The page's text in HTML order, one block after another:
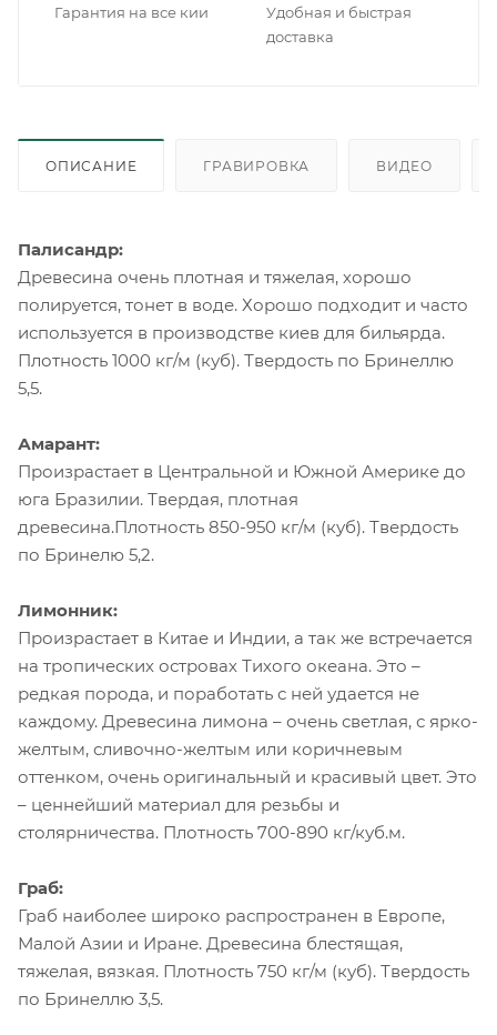
Гарантия на все кии
Удобная и быстрая
доставка
ОПИСАНИЕ ГРАВИРОВКА ВИДЕО
Палисандр:
Древесина очень плотная и тяжелая, хорошо
полируется, тонет в воде. Хорошо подходит и часто
используется в производстве киев для бильярда.
Плотность 1000 кг/м (куб). Твердость по Бринеллю
5,5.
Амарант:
Произрастает в Центральной и Южной Америке до
юга Бразилии. Твердая, плотная
древесина.Плотность 850-950 кг/м (куб). Твердость
по Бринелю 5,2.
Лимонник:
Произрастает в Китае и Индии, а так же встречается
на тропических островах Тихого океана. Это –
редкая порода, и поработать с ней удается не
каждому. Древесина лимона – очень светлая, с ярко-
желтым, сливочно-желтым или коричневым
оттенком, очень оригинальный и красивый цвет. Это
– ценнейший материал для резьбы и
столярничества. Плотность 700-890 кг/куб.м.
Граб:
Граб наиболее широко распространен в Европе,
Малой Азии и Иране. Древесина блестящая,
тяжелая, вязкая. Плотность 750 кг/м (куб). Твердость
по Бринеллю 3,5.